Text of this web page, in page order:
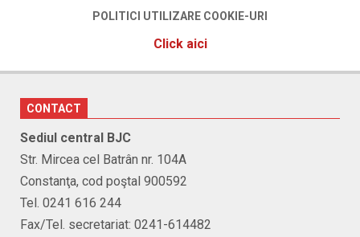
POLITICI UTILIZARE COOKIE-URI
Click aici
CONTACT
Sediul central BJC
Str. Mircea cel Batrân nr. 104A
Constanţa, cod poştal 900592
Tel. 0241 616 244
Fax/Tel. secretariat: 0241-614482